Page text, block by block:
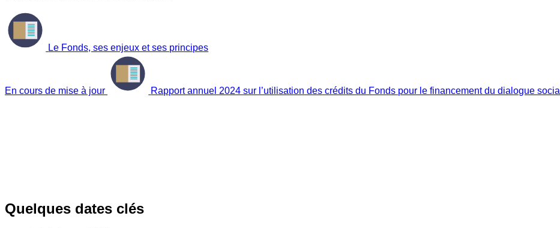
Le Fonds, ses enjeux et ses principes
En cours de mise à jour Rapport annuel 2024 sur l’utilisation des crédits du Fonds pour le financement du dialogue social
Quelques dates clés